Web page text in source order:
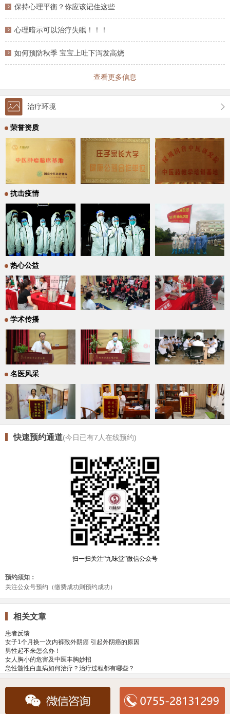
保持心理平衡？你应该记住这些
心理暗示可以治疗失眠！！！
如何预防秋季 宝宝上吐下泻发高烧
查看更多信息
治疗环境
荣誉资质
抗击疫情
热心公益
学术传播
名医风采
快速预约通道(今日已有7 人在线预约)
相关文章
患者反馈
女子1个月换一次内裤致外阴癌 引起外阴癌的原因
男性起不来怎么办！
女人胸小的危害及中医丰胸妙招
急性髓性白血病如何治疗？治疗过程都有哪些？